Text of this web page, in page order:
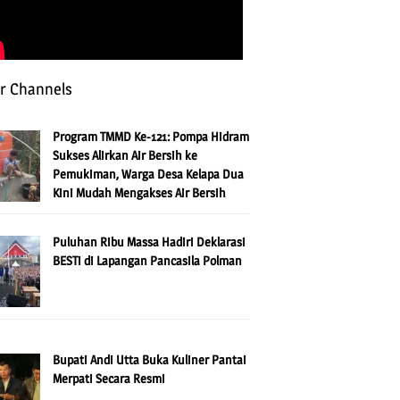
Channels
Program TMMD Ke-121: Pompa Hidram
Sukses Alirkan Air Bersih ke
Pemukiman, Warga Desa Kelapa Dua
Kini Mudah Mengakses Air Bersih
Puluhan Ribu Massa Hadiri Deklarasi
BESTi di Lapangan Pancasila Polman
Bupati Andi Utta Buka Kuliner Pantai
Merpati Secara Resmi